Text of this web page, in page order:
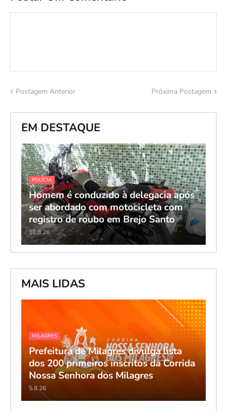
Postagem Anterior Próxima Postagem
EM DESTAQUE
POLÍCIA
Homem é conduzido à delegacia após
ser abordado com motocicleta com
registro de roubo em Brejo Santo
10.8.26
MAIS LIDAS
MILAGRES
Prefeitura de Milagres divulga lista
dos 200 primeiros inscritos da Corrida
Nossa Senhora dos Milagres
5.8.26